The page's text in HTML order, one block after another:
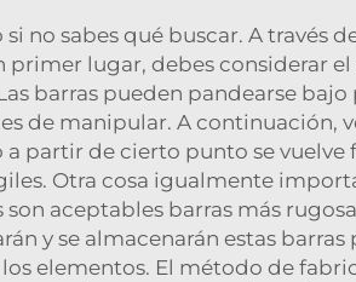
no sabes qué buscar. A través
primer lugar, debes considerar
barras pueden pandearse bajo
de manipular. A continuación,
partir de cierto punto se vuelve
Otra cosa igualmente
aceptables barras más
y se almacenarán estas barras
elementos. El método de